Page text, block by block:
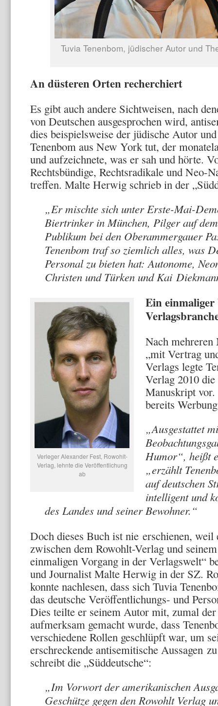
Tuvia Tenenbom, jüdischer Autor und
An düsteren Orten recherchiert
Es gibt auch andere Sichtweisen, nach
von Deutschen ausgesprochen wird,
dies beispielsweise der jüdische Autor
Tenenbom aus New York tut, der
und aufzeichnete, was er sah und hörte.
Rechtsbündige, Rechtsradikale und Neo-
treffen. Malte Herwig schrieb in der
„Er mischte sich unter Erste-Mai-
Biertrinker in München, Pilger auf
Publikum bei den Oberammergauer
Tenenbom traf so ziemlich alles, was
Personal zu bieten hat: Autonome,
Christen und Türken und Kai
Verleger Alexander Fest, Rowohlt-
Verlag, lehnte die Veröffentlichung
ab
Ein
Nach mehreren
„mit Vertrag
Verlags legte
Verlag 2010
Manuskript
bereits
„Ausgestattet
Humor“, heißt
„erzählt
auf deutschen
intelligent und
des Landes und seiner Bewohner.“
Doch dieses Buch ist nie erschienen,
zwischen dem Rowohlt-Verlag und
einmaligen Vorgang in der Verlagswelt“
und Journalist Malte Herwig in der SZ.
konnte nachlesen, dass sich Tuvia
das deutsche Veröffentlichungs- und
Dies teilte er seinem Autor mit, zumal
aufmerksam gemacht wurde, dass
verschiedene Rollen geschlüpft war, um
erschreckende antisemitische Aussagen
schreibt die „Süddeutsche“:
„Im Vorwort der amerikanischen
Geschütze gegen den Rowohlt Verlag